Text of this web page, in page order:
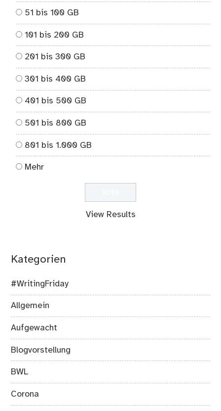
51 bis 100 GB
101 bis 200 GB
201 bis 300 GB
301 bis 400 GB
401 bis 500 GB
501 bis 800 GB
801 bis 1.000 GB
Mehr
View Results
Kategorien
#WritingFriday
Allgemein
Aufgewacht
Blogvorstellung
BWL
Corona